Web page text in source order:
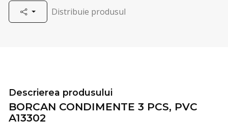
Distribuie produsul
Descrierea produsului
BORCAN CONDIMENTE 3 PCS, PVC
A13302